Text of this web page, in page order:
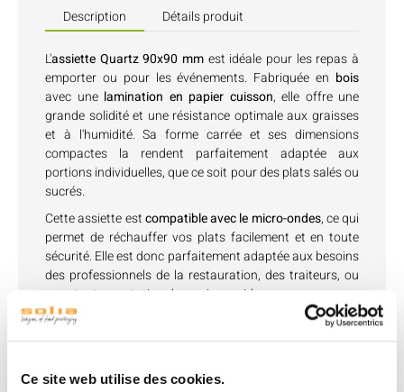
Ce site web utilise des cookies.
Description Détails produit
L'assiette Quartz 90x90 mm est idéale pour les repas à
emporter ou pour les événements. Fabriquée en bois
avec une lamination en papier cuisson, elle offre une
grande solidité et une résistance optimale aux graisses
et à l'humidité. Sa forme carrée et ses dimensions
compactes la rendent parfaitement adaptée aux
portions individuelles, que ce soit pour des plats salés ou
sucrés.
Cette assiette estcompatible avec le micro-ondes, ce qui
permet de réchauffer vos plats facilement et en toute
sécurité. Elle est donc parfaitement adaptée aux besoins
des professionnels de la restauration, des traiteurs, ou
pour toute prestation de service rapide.
Son design simple et fonctionnel permet un empilage
facile pour un rangement pratique et efficace. Les
versiontransparenteoucarton